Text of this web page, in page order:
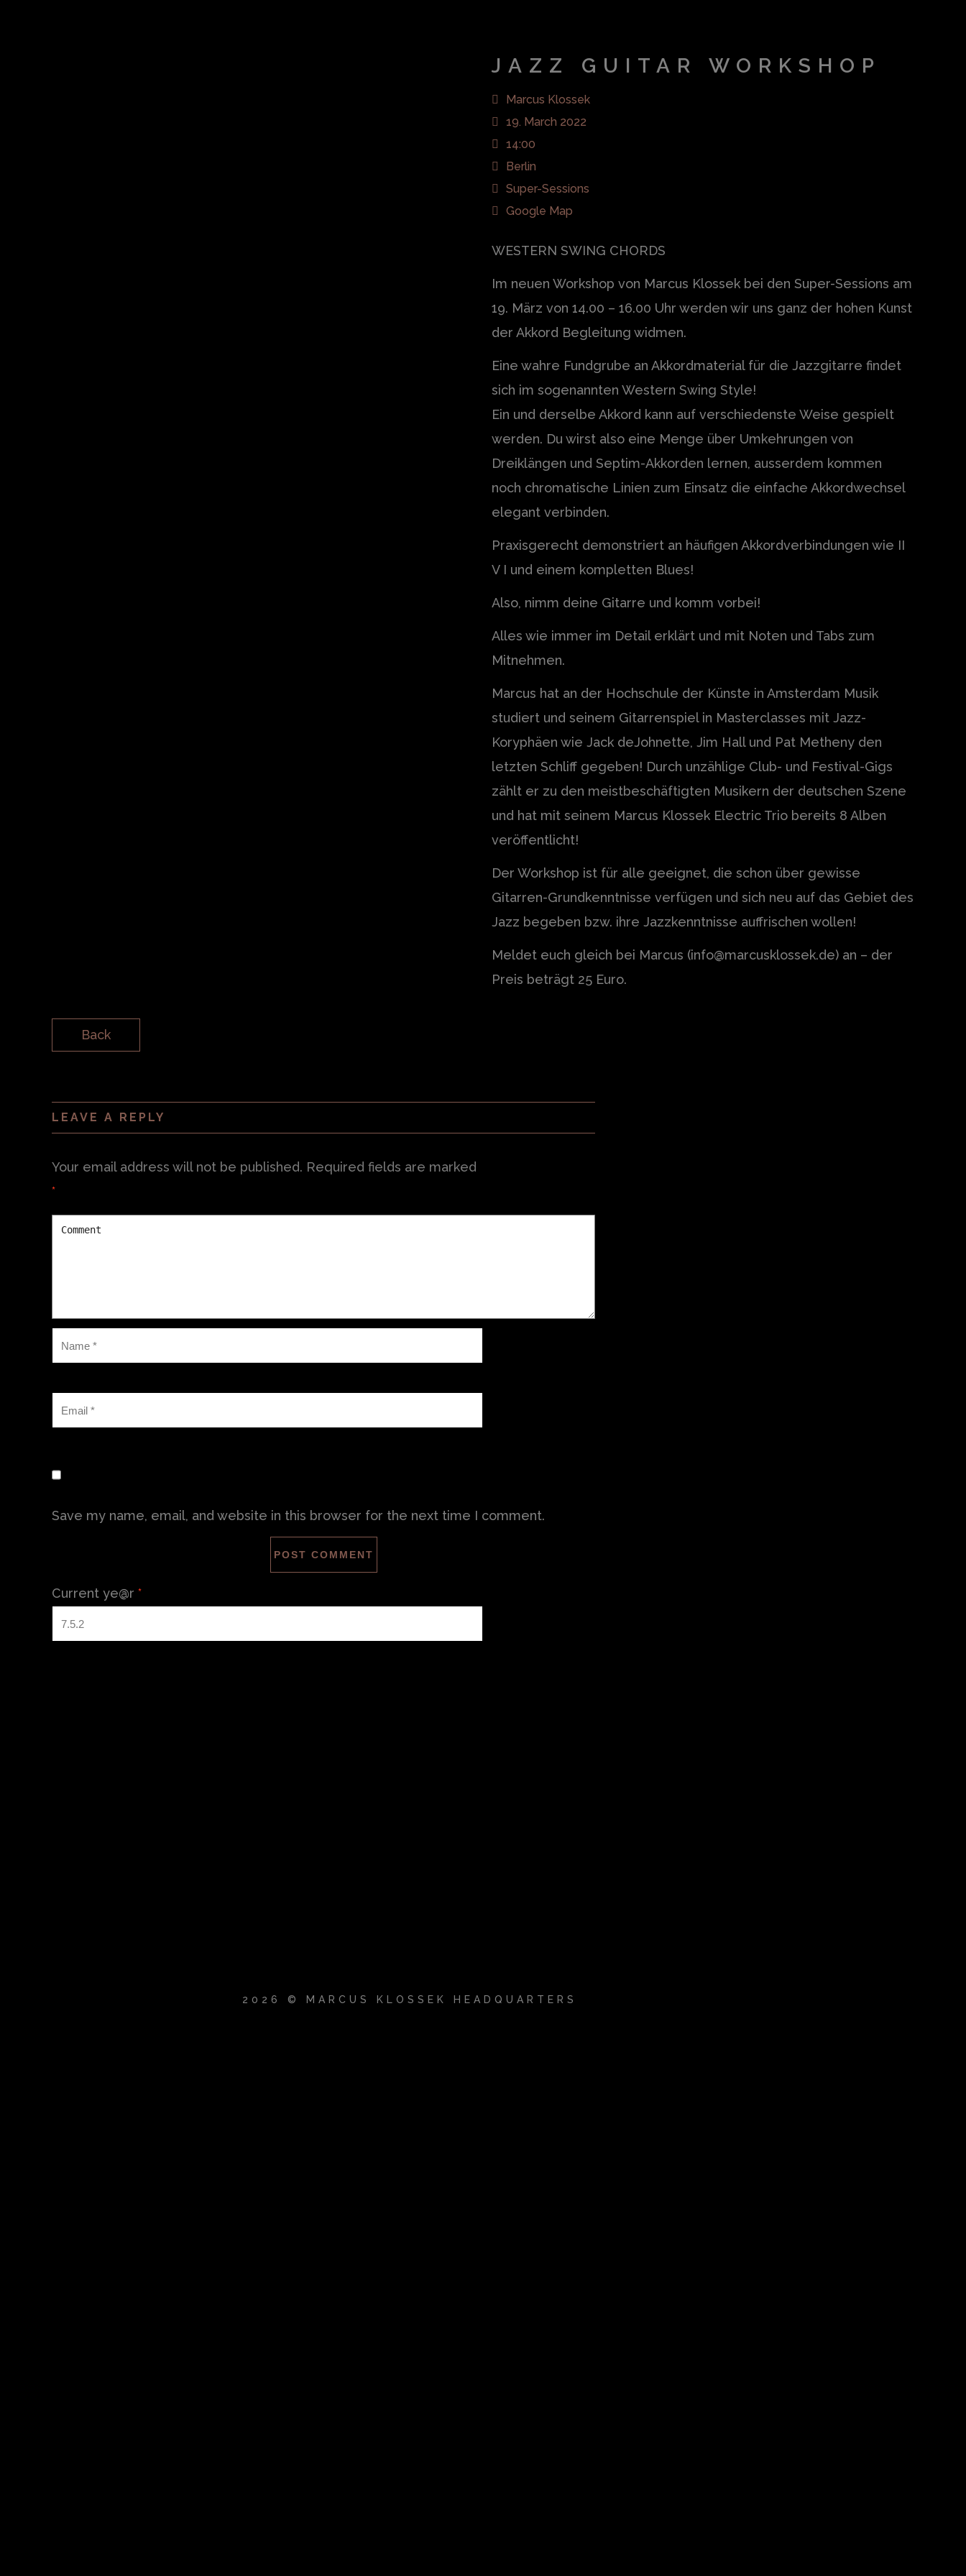
JAZZ GUITAR WORKSHOP
Marcus Klossek
19. March 2022
14:00
Berlin
Super-Sessions
Google Map
WESTERN SWING CHORDS
Im neuen Workshop von Marcus Klossek bei den Super-Sessions am
19. März von 14.00 – 16.00 Uhr werden wir uns ganz der hohen Kunst
der Akkord Begleitung widmen.
Eine wahre Fundgrube an Akkordmaterial für die Jazzgitarre findet
sich im sogenannten Western Swing Style!
Ein und derselbe Akkord kann auf verschiedenste Weise gespielt
werden. Du wirst also eine Menge über Umkehrungen von
Dreiklängen und Septim-Akkorden lernen, ausserdem kommen
noch chromatische Linien zum Einsatz die einfache Akkordwechsel
elegant verbinden.
Praxisgerecht demonstriert an häufigen Akkordverbindungen wie II
V I und einem kompletten Blues!
Also, nimm deine Gitarre und komm vorbei!
Alles wie immer im Detail erklärt und mit Noten und Tabs zum
Mitnehmen.
Marcus hat an der Hochschule der Künste in Amsterdam Musik
studiert und seinem Gitarrenspiel in Masterclasses mit Jazz-
Koryphäen wie Jack deJohnette, Jim Hall und Pat Metheny den
letzten Schliff gegeben! Durch unzählige Club- und Festival-Gigs
zählt er zu den meistbeschäftigten Musikern der deutschen Szene
und hat mit seinem Marcus Klossek Electric Trio bereits 8 Alben
veröffentlicht!
Der Workshop ist für alle geeignet, die schon über gewisse
Gitarren-Grundkenntnisse verfügen und sich neu auf das Gebiet des
Jazz begeben bzw. ihre Jazzkenntnisse auffrischen wollen!
Meldet euch gleich bei Marcus (info@marcusklossek.de) an – der
Preis beträgt 25 Euro.
Back
LEAVE A REPLY
Your email address will not be published. Required fields are marked
*
Save my name, email, and website in this browser for the next time I comment.
Current ye@r *
2026 © MARCUS KLOSSEK HEADQUARTERS